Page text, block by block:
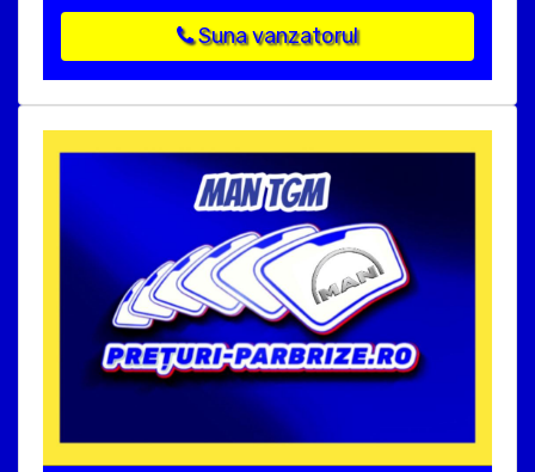
Suna vanzatorul